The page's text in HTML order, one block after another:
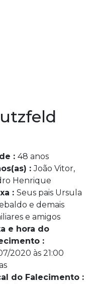
: 48 anos
:João Vitor,
Henrique
: Seus pais Ursula
e demais
e amigos
e hora do
:
2020 às 21:00
do Falecimento :